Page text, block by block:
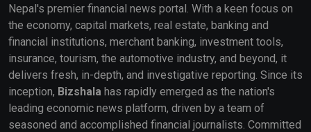
Nepal's premier financial news portal. With a keen focus on
the economy, capital markets, real estate, banking and
financial institutions, merchant banking, investment tools,
insurance, tourism, the automotive industry, and beyond, it
delivers fresh, in-depth, and investigative reporting. Since its
inception, Bizshala has rapidly emerged as the nation's
leading economic news platform, driven by a team of
seasoned and accomplished financial journalists. Committed